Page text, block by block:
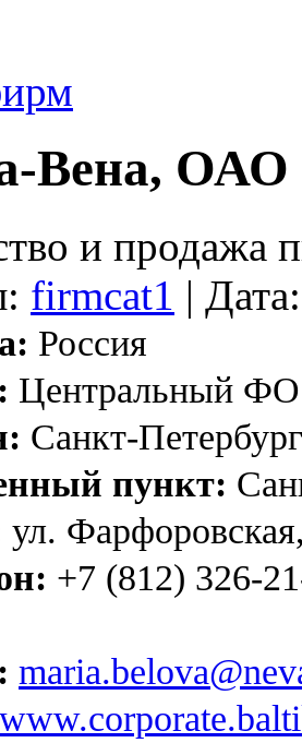
Вена, ОАО
и продажа
firmcat1 |
Россия
Центральный ФО
Санкт-Петербург
пункт:
ул.
+7 (812) 326-